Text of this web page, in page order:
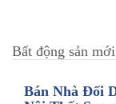
Bất động sản
Bán Nhà Đối